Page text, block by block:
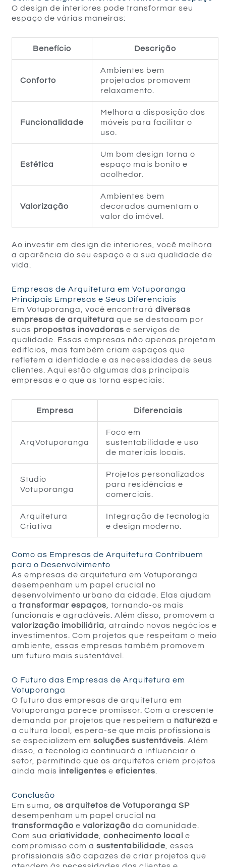
O design de interiores pode transformar seu
espaço de várias maneiras:
Benefício Descrição
Conforto
Ambientes bem
projetados promovem
relaxamento.
Funcionalidade
Melhora a disposição dos
móveis para facilitar o
uso.
Estética
Um bom design torna o
espaço mais bonito e
acolhedor.
Valorização
Ambientes bem
decorados aumentam o
valor do imóvel.
Ao investir em design de interiores, você melhora
a aparência do seu espaço e a sua qualidade de
vida.
Empresas de Arquitetura em Votuporanga
Principais Empresas e Seus Diferenciais
Em Votuporanga, você encontrarádiversas
empresas de arquitetura que se destacam por
suas propostas inovadoras e serviços de
qualidade. Essas empresas não apenas projetam
edifícios, mas também criam espaços que
refletem a identidade e as necessidades de seus
clientes. Aqui estão algumas das principais
empresas e o que as torna especiais:
Empresa Diferenciais
ArqVotuporanga
Foco em
sustentabilidade e uso
de materiais locais.
Studio
Votuporanga
Projetos personalizados
para residências e
comerciais.
Arquitetura
Criativa
Integração de tecnologia
e design moderno.
Como as Empresas de Arquitetura Contribuem
para o Desenvolvimento
As empresas de arquitetura em Votuporanga
desempenham um papel crucial no
desenvolvimento urbano da cidade. Elas ajudam
atransformar espaços , tornando-os mais
funcionais e agradáveis. Além disso, promovem a
valorização imobiliária , atraindo novos negócios e
investimentos. Com projetos que respeitam o meio
ambiente, essas empresas também promovem
um futuro mais sustentável.
O Futuro das Empresas de Arquitetura em
Votuporanga
O futuro das empresas de arquitetura em
Votuporanga parece promissor. Com a crescente
demanda por projetos que respeitem a natureza e
a cultura local, espera-se que mais profissionais
se especializem emsoluções sustentáveis . Além
disso, a tecnologia continuará a influenciar o
setor, permitindo que os arquitetos criem projetos
ainda mais inteligentes eeficientes
Conclusão
Em suma,os arquitetos de Votuporanga SP
desempenham um papel crucial na
transformação evalorização da comunidade.
Com suacriatividade ,conhecimento local e
compromisso com asustentabilidade , esses
profissionais são capazes de criar projetos que